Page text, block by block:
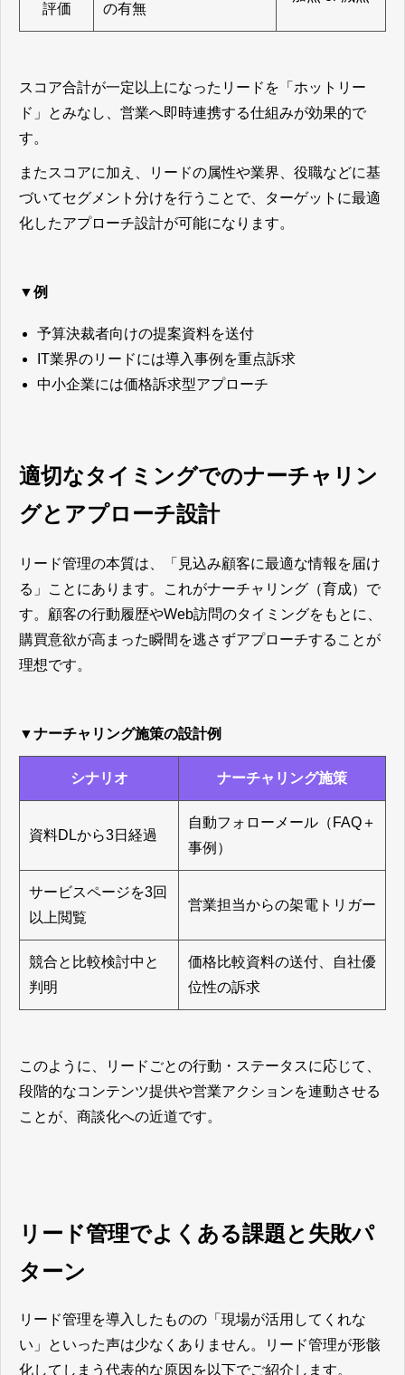
評価 の有無
スコア合計が一定以上になったリードを「ホットリー
ド」とみなし、営業へ即時連携する仕組みが効果的で
す。
またスコアに加え、リードの属性や業界、役職などに基
づいてセグメント分けを行うことで、ターゲットに最適
化したアプローチ設計が可能になります。
▼例
予算決裁者向けの提案資料を送付
IT業界のリードには導入事例を重点訴求
中小企業には価格訴求型アプローチ
適切なタイミングでのナーチャリン
グとアプローチ設計
リード管理の本質は、「見込み顧客に最適な情報を届け
る」ことにあります。これがナーチャリング（育成）で
す。顧客の行動履歴やWeb訪問のタイミングをもとに、
購買意欲が高まった瞬間を逃さずアプローチすることが
理想です。
▼ナーチャリング施策の設計例
シナリオ ナーチャリング施策
資料DLから3日経過
自動フォローメール（FAQ＋
事例）
サービスページを3回
以上閲覧
営業担当からの架電トリガー
競合と比較検討中と
判明
価格比較資料の送付、自社優
位性の訴求
このように、リードごとの行動・ステータスに応じて、
段階的なコンテンツ提供や営業アクションを連動させる
ことが、商談化への近道です。
リード管理でよくある課題と失敗パ
ターン
リード管理を導入したものの「現場が活用してくれな
い」といった声は少なくありません。リード管理が形骸
化してしまう代表的な原因を以下でご紹介します。